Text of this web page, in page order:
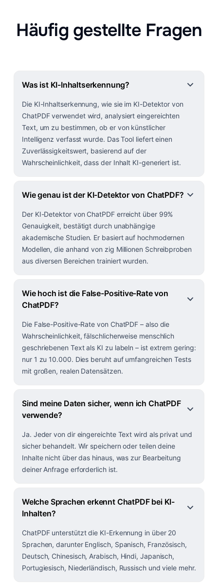
Häufig gestellte Fragen
Was ist KI-Inhaltserkennung?
Die KI-Inhaltserkennung, wie sie im KI-Detektor von
ChatPDF verwendet wird, analysiert eingereichten
Text, um zu bestimmen, ob er von künstlicher
Intelligenz verfasst wurde. Das Tool liefert einen
Zuverlässigkeitswert, basierend auf der
Wahrscheinlichkeit, dass der Inhalt KI-generiert ist.
Wie genau ist der KI-Detektor von ChatPDF?
Der KI-Detektor von ChatPDF erreicht über 99%
Genauigkeit, bestätigt durch unabhängige
akademische Studien. Er basiert auf hochmodernen
Modellen, die anhand von zig Millionen Schreibproben
aus diversen Bereichen trainiert wurden.
Wie hoch ist die False-Positive-Rate von
ChatPDF?
Die False-Positive-Rate von ChatPDF – also die
Wahrscheinlichkeit, fälschlicherweise menschlich
geschriebenen Text als KI zu labeln – ist extrem gering:
nur 1 zu 10.000. Dies beruht auf umfangreichen Tests
mit großen, realen Datensätzen.
Sind meine Daten sicher, wenn ich ChatPDF
verwende?
Ja. Jeder von dir eingereichte Text wird als privat und
sicher behandelt. Wir speichern oder teilen deine
Inhalte nicht über das hinaus, was zur Bearbeitung
deiner Anfrage erforderlich ist.
Welche Sprachen erkennt ChatPDF bei KI-
Inhalten?
ChatPDF unterstützt die KI-Erkennung in über 20
Sprachen, darunter Englisch, Spanisch, Französisch,
Deutsch, Chinesisch, Arabisch, Hindi, Japanisch,
Portugiesisch, Niederländisch, Russisch und viele mehr.